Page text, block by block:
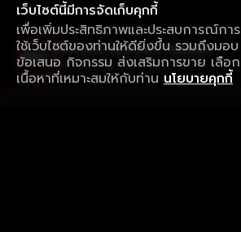
เว็บไซต์นี้มีการจัดเก็บคุกกี้
เพื่อเพิ่มประสิทธิภาพและประสบการณ์การ
ใช้เว็บไซต์ของท่านให้ดียิ่งขึ้น รวมถึงมอบ
ข้อเสนอ กิจกรรม ส่งเสริมการขาย เลือก
เนื้อหาที่เหมาะสมให้กับท่าน นโยบายคุกกี้
ใช้งานแอป ลื่นไหลกว่า ไม่มีสะดุด
ดาวน์โหลดแอปเพื่อการรับชมที่ดีกว่า